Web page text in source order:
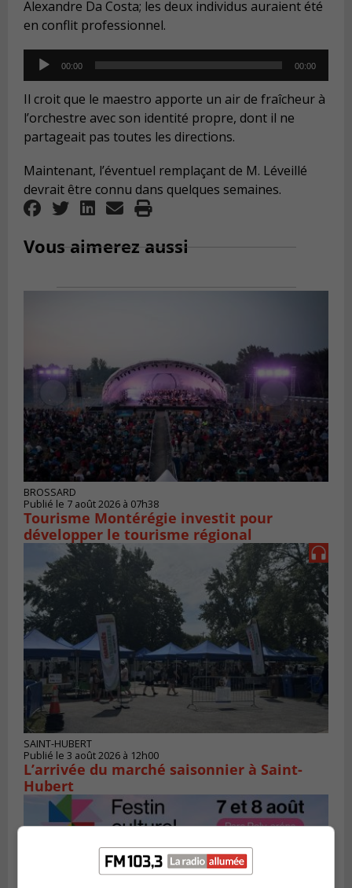
Alexandre Da Costa; les deux individus auraient été
en conflit professionnel.
Audio
Player
00:00 00:00
Il croit que le maestro apporte un air de fraîcheur à
l’orchestre avec son identité propre, dont il ne
partageait pas toutes les directions.
Maintenant, l’éventuel remplaçant de M. Léveillé
devrait être connu dans quelques semaines.
Vous aimerez aussi
BROSSARD
Publié le 7 août 2026 à 07h38
Tourisme Montérégie investit pour
développer le tourisme régional
SAINT-HUBERT
Publié le 3 août 2026 à 12h00
L’arrivée du marché saisonnier à Saint-
Hubert